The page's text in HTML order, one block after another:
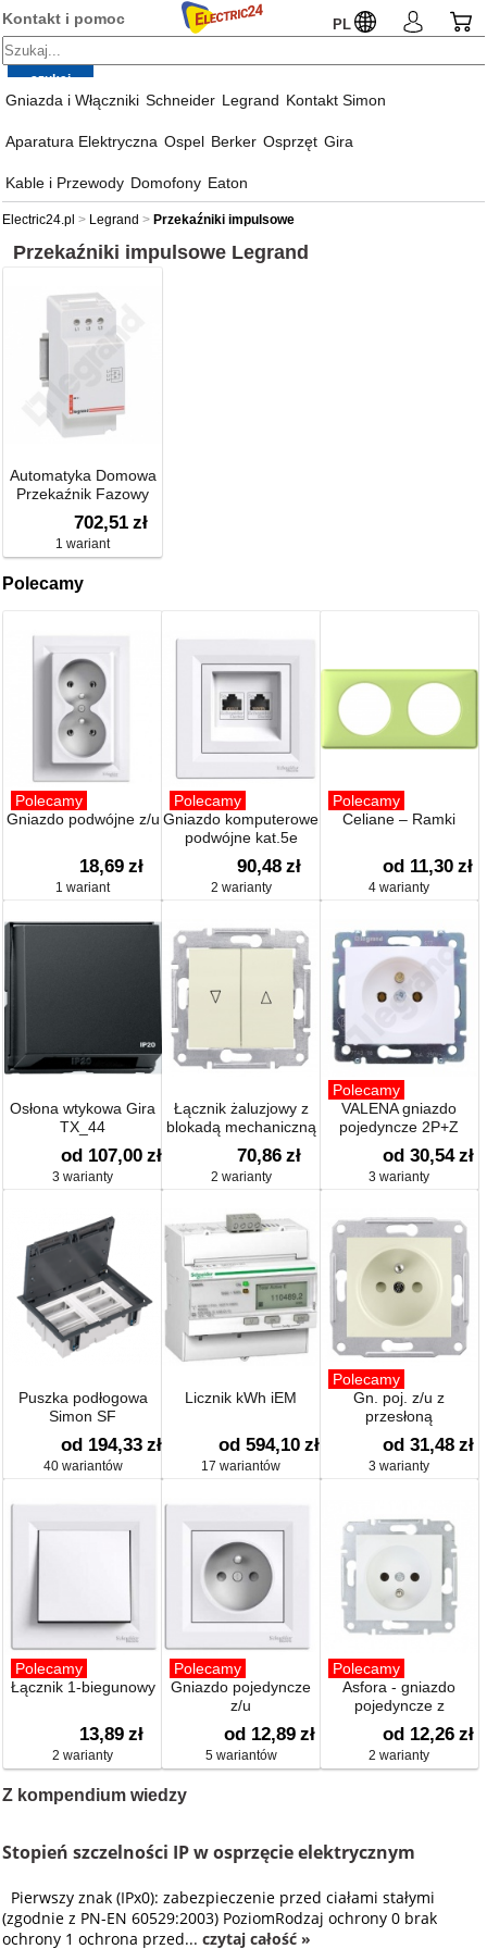
Kontakt i pomoc PL
Gniazda i Włączniki Schneider Legrand Kontakt Simon
Aparatura Elektryczna Ospel Berker Osprzęt Gira
Kable i Przewody Domofony Eaton
Electric24.pl Legrand Przekaźniki impulsowe
Przekaźniki impulsowe Legrand
Automatyka Domowa
Przekaźnik Fazowy
400v~
702,51 zł
1 wariant
Polecamy
Polecamy
Gniazdo podwójne z/u
18,69 zł
1 wariant
Polecamy
Gniazdo komputerowe
podwójne kat.5e
90,48 zł
2 warianty
Polecamy
Celiane – Ramki
od 11,30 zł
4 warianty
Osłona wtykowa Gira
TX_44
od 107,00 zł
3 warianty
Łącznik żaluzjowy z
blokadą mechaniczną
70,86 zł
2 warianty
Polecamy
VALENA gniazdo
pojedyncze 2P+Z
od 30,54 zł
3 warianty
Puszka podłogowa
Simon SF
od 194,33 zł
40 wariantów
Licznik kWh iEM
od 594,10 zł
17 wariantów
Polecamy
Gn. poj. z/u z
przesłoną
od 31,48 zł
3 warianty
Polecamy
Łącznik 1-biegunowy
13,89 zł
2 warianty
Polecamy
Gniazdo pojedyncze
z/u
od 12,89 zł
5 wariantów
Polecamy
Asfora - gniazdo
pojedyncze z
uziemieniem
od 12,26 zł
2 warianty
Z kompendium wiedzy
Stopień szczelności IP w osprzęcie elektrycznym
Pierwszy znak (IPx0): zabezpieczenie przed ciałami stałymi
(zgodnie z PN-EN 60529:2003) PoziomRodzaj ochrony 0 brak
ochrony 1 ochrona przed...czytaj całość »